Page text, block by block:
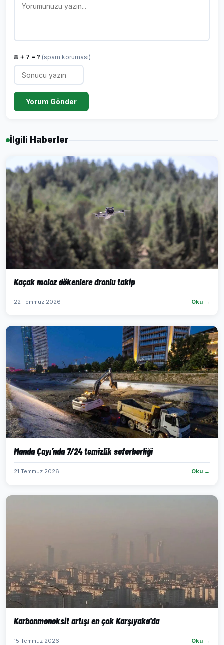
8 + 7 = ? (spam koruması)
Yorum Gönder
İlgili Haberler
Kaçak moloz dökenlere dronlu takip
22 Temmuz 2026 Oku →
Manda Çayı’nda 7/24 temizlik seferberliği
21 Temmuz 2026 Oku →
Karbonmonoksit artışı en çok Karşıyaka'da
15 Temmuz 2026 Oku →